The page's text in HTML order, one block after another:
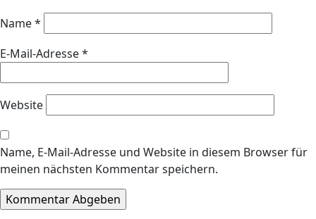
Name*
E-Mail-Adresse*
Website
Name, E-Mail-Adresse und Website in diesem Browser für
meinen nächsten Kommentar speichern.